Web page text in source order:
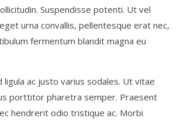
Suspendisse potenti. Ut vel
urna convallis, pellentesque erat nec,
fermentum blandit magna eu
ligula ac justo varius sodales. Ut vitae
porttitor pharetra semper. Praesent
hendrerit odio tristique ac. Morbi